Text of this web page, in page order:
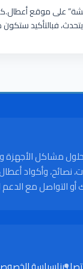
على موقع
فبالتأكيد
مشاكل الأجهزة
نصائح، وأكواد
التواصل مع